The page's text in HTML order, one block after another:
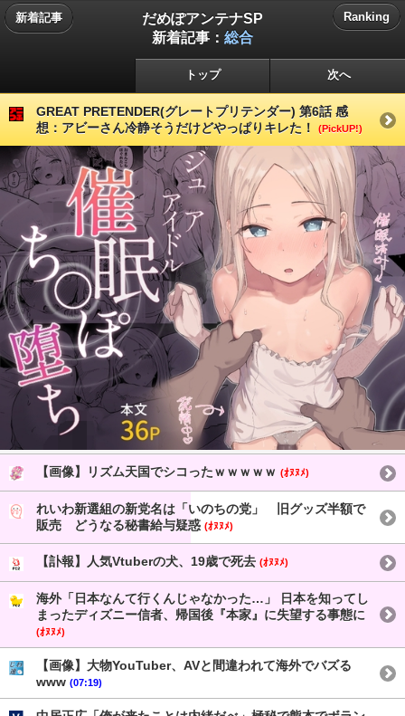
新着記事
だめぽアンテナSP
新着記事： 総合
Ranking
トップ 次へ
GREAT PRETENDER(グレートプリテンダー) 第6話 感
想：アビーさん冷静そうだけどやっぱりキレた！
(PickUP!)
【画像】リズム天国でシコったｗｗｗｗｗ (ｵﾇﾇﾒ)
れいわ新選組の新党名は「いのちの党」 旧グッズ半額で
販売 どうなる秘書給与疑惑 (ｵﾇﾇﾒ)
【訃報】人気Vtuberの犬、19歳で死去 (ｵﾇﾇﾒ)
海外「日本なんて行くんじゃなかった…」 日本を知ってし
まったディズニー信者、帰国後『本家』に失望する事態に
(ｵﾇﾇﾒ)
【画像】大物YouTuber、AVと間違われて海外でバズる
www (07:19)